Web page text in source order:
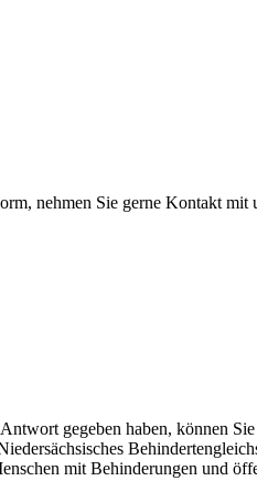
nehmen Sie gerne Kontakt
gegeben haben, können
mit Behinderungen und